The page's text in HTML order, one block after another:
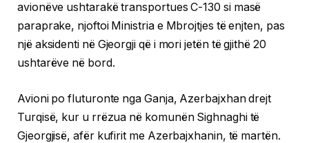
avionëve ushtarakë transportues C-130 si masë
paraprake, njoftoi Ministria e Mbrojtjes të enjten, pas
një aksidenti në Gjeorgji që i mori jetën të gjithë 20
ushtarëve në bord.
Avioni po fluturonte nga Ganja, Azerbajxhan drejt
Turqisë, kur u rrëzua në komunën Sighnaghi të
Gjeorgjisë, afër kufirit me Azerbajxhanin, të martën.